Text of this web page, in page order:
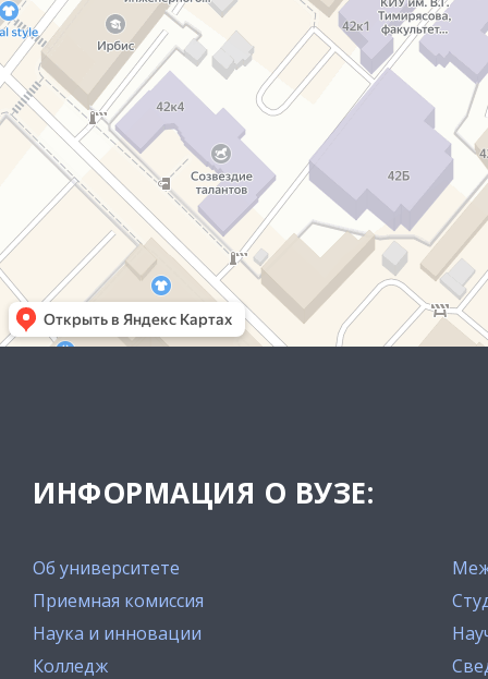
ИНФОРМАЦИЯ О ВУЗЕ:
Об университете
Приемная комиссия
Наука и инновации
Колледж